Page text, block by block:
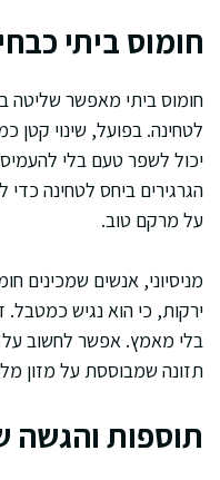
חומוס ביתי
חומוס ביתי מאפשר שליטה
לטחינה. בפועל, שינוי קטן
יכול לשפר טעם בלי
הגרגירים ביחס לטחינה כדי
על מרקם טוב.
מניסיוני, אנשים שמכינים
ירקות, כי הוא נגיש כמטבל.
בלי מאמץ. אפשר לחשוב על
תזונה שמבוססת על מזון
תוספות